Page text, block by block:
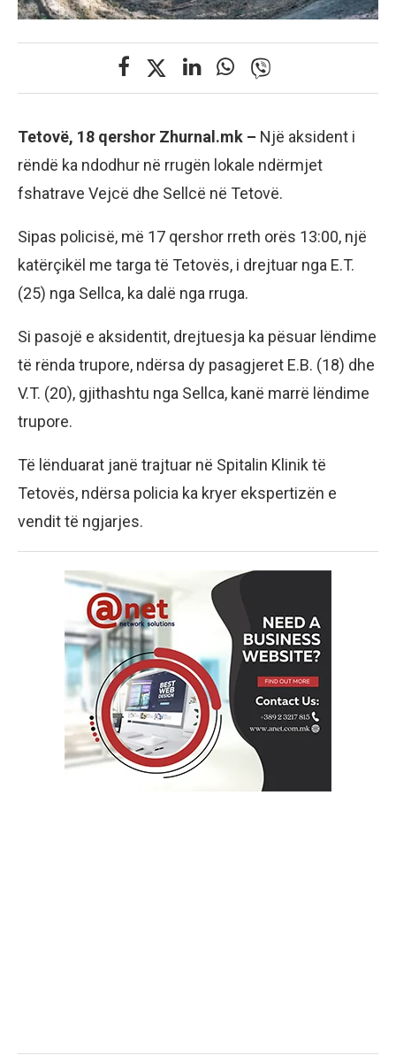
Tetovë, 18 qershor Zhurnal.mk – Një aksident i
rëndë ka ndodhur në rrugën lokale ndërmjet
fshatrave Vejcë dhe Sellcë në Tetovë.
Sipas policisë, më 17 qershor rreth orës 13:00, një
katërçikël me targa të Tetovës, i drejtuar nga E.T.
(25) nga Sellca, ka dalë nga rruga.
Si pasojë e aksidentit, drejtuesja ka pësuar lëndime
të rënda trupore, ndërsa dy pasagjeret E.B. (18) dhe
V.T. (20), gjithashtu nga Sellca, kanë marrë lëndime
trupore.
Të lënduarat janë trajtuar në Spitalin Klinik të
Tetovës, ndërsa policia ka kryer ekspertizën e
vendit të ngjarjes.